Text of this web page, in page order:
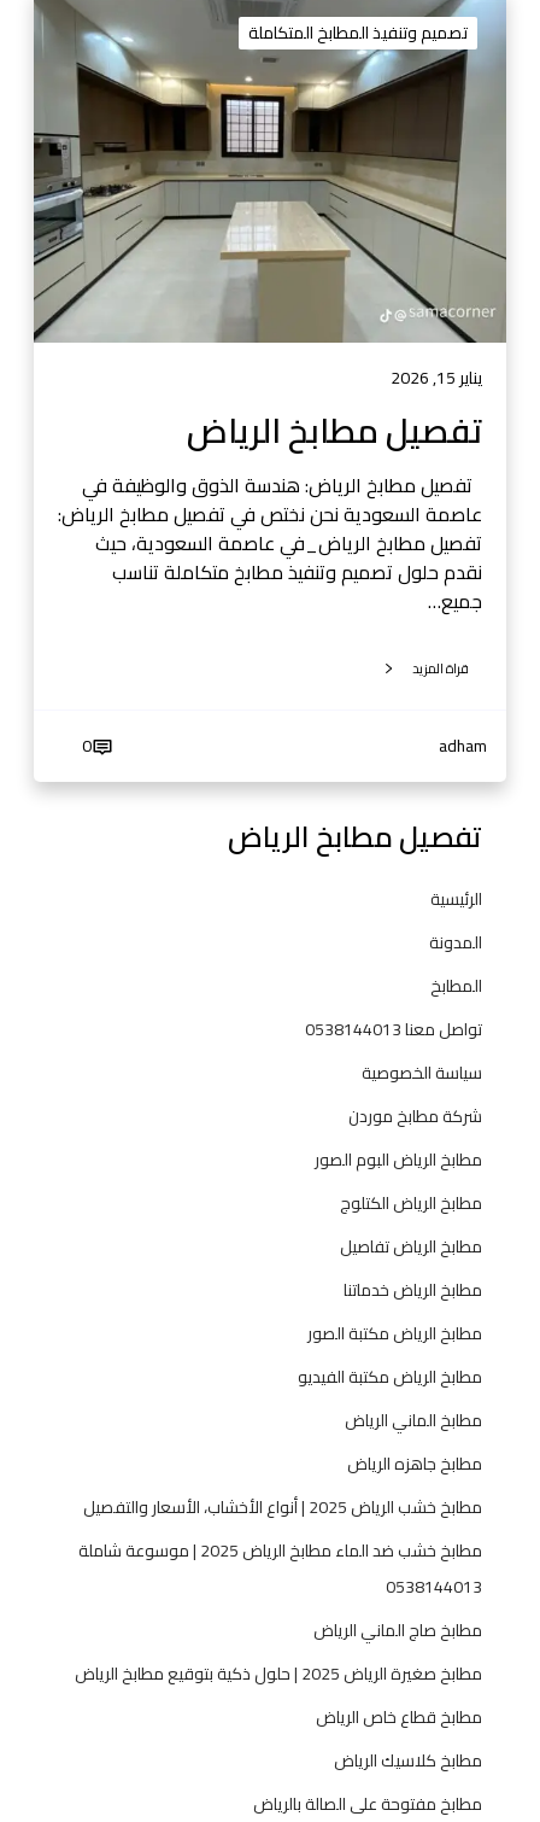
م
ط
ا
ب
خ
ا
ر
تصميم وتنفيذ المطابخ المتكاملة
يناير 15, 2026
تفصيل مطابخ الرياض
تفصيل مطابخ الرياض: هندسة الذوق والوظيفة في
عاصمة السعودية نحن نختص في تفصيل مطابخ الرياض:
تفصيل مطابخ الرياض_في عاصمة السعودية، حيث
نقدم حلول تصميم وتنفيذ مطابخ متكاملة تناسب
جميع…
قراة المزيد
adham
0
تفصيل مطابخ الرياض
الرئيسية
المدونة
المطابخ
تواصل معنا 0538144013
سياسة الخصوصية
شركة مطابخ موردن
مطابخ الرياض البوم الصور
مطابخ الرياض الكتلوج
مطابخ الرياض تفاصيل
مطابخ الرياض خدماتنا
مطابخ الرياض مكتبة الصور
مطابخ الرياض مكتبة الفيديو
مطابخ الماني الرياض
مطابخ جاهزه الرياض
مطابخ خشب الرياض 2025 | أنواع الأخشاب، الأسعار والتفصيل
مطابخ خشب ضد الماء مطابخ الرياض 2025 | موسوعة شاملة
0538144013
مطابخ صاج الماني الرياض
مطابخ صغيرة الرياض 2025 | حلول ذكية بتوقيع مطابخ الرياض
مطابخ قطاع خاص الرياض
مطابخ كلاسيك الرياض
مطابخ مفتوحة على الصالة بالرياض